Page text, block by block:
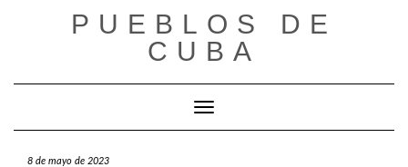
PUEBLOS DE
CUBA
Cambiar modo de navegación
8 de mayo de 2023